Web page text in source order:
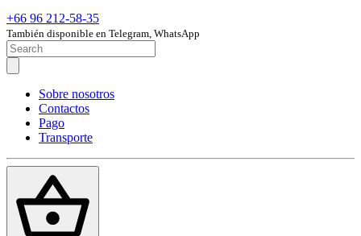
+66 96 212-58-35
También disponible en Telegram, WhatsApp
Sobre nosotros
Contactos
Pago
Transporte